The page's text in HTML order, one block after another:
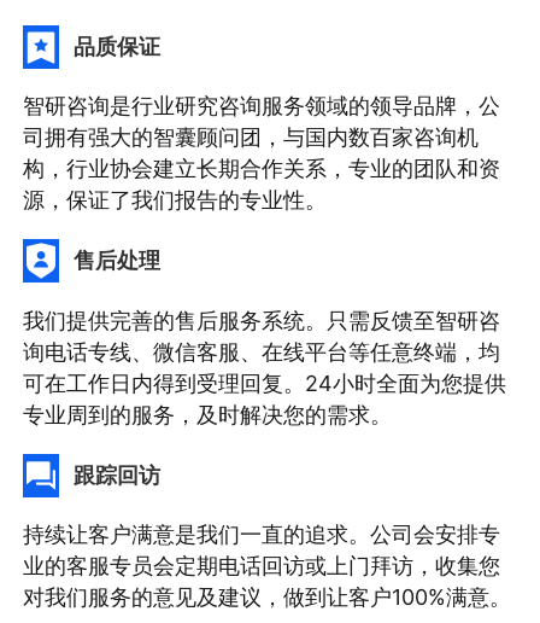
品质保证
智研咨询是行业研究咨询服务领域的领导品牌，公
司拥有强大的智囊顾问团，与国内数百家咨询机
构，行业协会建立长期合作关系，专业的团队和资
源，保证了我们报告的专业性。
售后处理
我们提供完善的售后服务系统。只需反馈至智研咨
询电话专线、微信客服、在线平台等任意终端，均
可在工作日内得到受理回复。24小时全面为您提供
专业周到的服务，及时解决您的需求。
跟踪回访
持续让客户满意是我们一直的追求。公司会安排专
业的客服专员会定期电话回访或上门拜访，收集您
对我们服务的意见及建议，做到让客户100%满意。